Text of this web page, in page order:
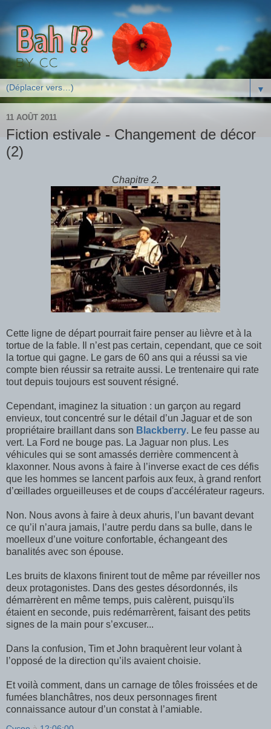
▼
11 AOÛT 2011
Fiction estivale - Changement de décor
(2)
Chapitre 2.
Cette ligne de départ pourrait faire penser au lièvre et à la
tortue de la fable. Il n’est pas certain, cependant, que ce soit
la tortue qui gagne. Le gars de 60 ans qui a réussi sa vie
compte bien réussir sa retraite aussi. Le trentenaire qui rate
tout depuis toujours est souvent résigné.
Cependant, imaginez la situation : un garçon au regard
envieux, tout concentré sur le détail d’un Jaguar et de son
propriétaire braillant dans son Blackberry. Le feu passe au
vert. La Ford ne bouge pas. La Jaguar non plus. Les
véhicules qui se sont amassés derrière commencent à
klaxonner. Nous avons à faire à l’inverse exact de ces défis
que les hommes se lancent parfois aux feux, à grand renfort
d’œillades orgueilleuses et de coups d'accélérateur rageurs.
Non. Nous avons à faire à deux ahuris, l’un bavant devant
ce qu’il n’aura jamais, l’autre perdu dans sa bulle, dans le
moelleux d’une voiture confortable, échangeant des
banalités avec son épouse.
Les bruits de klaxons finirent tout de même par réveiller nos
deux protagonistes. Dans des gestes désordonnés, ils
démarrèrent en même temps, puis calèrent, puisqu'ils
étaient en seconde, puis redémarrèrent, faisant des petits
signes de la main pour s’excuser...
Dans la confusion, Tim et John braquèrent leur volant à
l’opposé de la direction qu’ils avaient choisie.
Et voilà comment, dans un carnage de tôles froissées et de
fumées blanchâtres, nos deux personnages firent
connaissance autour d’un constat à l’amiable.